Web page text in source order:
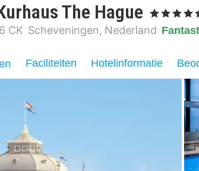
The Hague , 5 Sterren
CK Scheveningen Nederland
Faciliteiten Hotelinformatie